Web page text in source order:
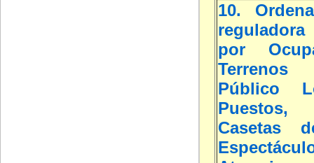
10.
por
Público
Puestos,
Casetas